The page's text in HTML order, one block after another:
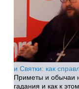
и Святки: как
Приметы и обычаи
гадания и как к